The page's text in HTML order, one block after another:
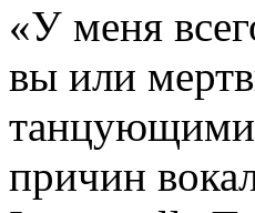
«У меня
вы или
причин